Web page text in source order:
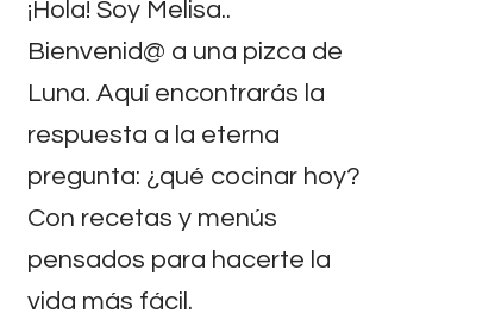
¡Hola! Soy Melisa..
Bienvenid@ a una pizca de
Luna. Aquí encontrarás la
respuesta a la eterna
pregunta: ¿qué cocinar hoy?
Con recetas y menús
pensados para hacerte la
vida más fácil.